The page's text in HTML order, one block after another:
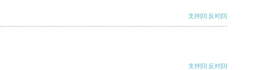
支持[0] 反对[0]
支持[0] 反对[0]